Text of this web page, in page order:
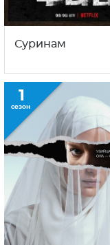
Суринам
1
сезон